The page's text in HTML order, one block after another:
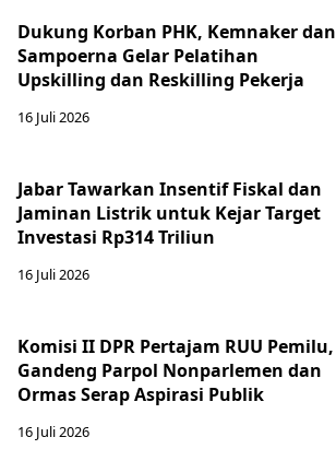
Dukung Korban PHK, Kemnaker dan
Sampoerna Gelar Pelatihan
Upskilling dan Reskilling Pekerja
16 Juli 2026
Jabar Tawarkan Insentif Fiskal dan
Jaminan Listrik untuk Kejar Target
Investasi Rp314 Triliun
16 Juli 2026
Komisi II DPR Pertajam RUU Pemilu,
Gandeng Parpol Nonparlemen dan
Ormas Serap Aspirasi Publik
16 Juli 2026